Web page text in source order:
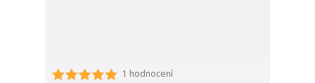
1 hodnocení